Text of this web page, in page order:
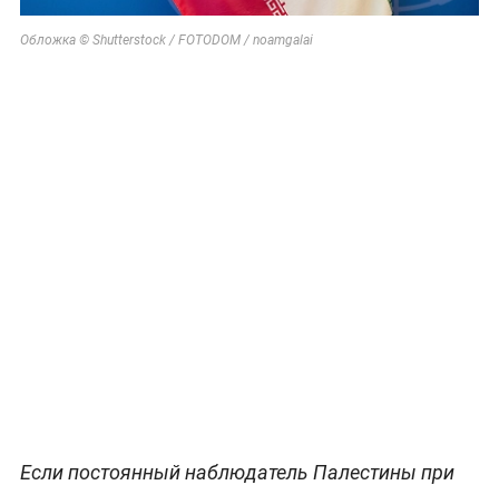
Обложка © Shutterstock / FOTODOM / noamgalai
Если постоянный наблюдатель Палестины при